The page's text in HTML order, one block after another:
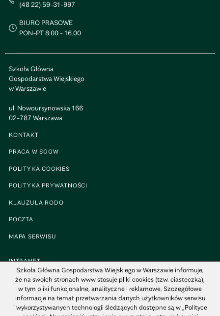
(48 22) 59-31-997
BIURO PRASOWE
PON-PT 8:00 - 16.00
Szkoła Główna
Gospodarstwa Wiejskiego
w Warszawie
ul. Nowoursynowska 166
02-787 Warszawa
KONTAKT
PRACA W SGGW
POLITYKA COOKIES
POLITYKA PRYWATNOŚCI
KLAUZULA RODO
POCZTA
MAPA SERWISU
INTRANET
BIP
MAPA KAMPUSU
Szkoła Główna Gospodarstwa Wiejskiego w Warszawie informuje,
że na swoich stronach www stosuje pliki cookies (tzw. ciasteczka),
w tym pliki funkcjonalne, analityczne i reklamowe. Szczegółowe
informacje na temat przetwarzania danych użytkowników serwisu
i wykorzystywanych technologii śledzących dostępne są w „Polityce